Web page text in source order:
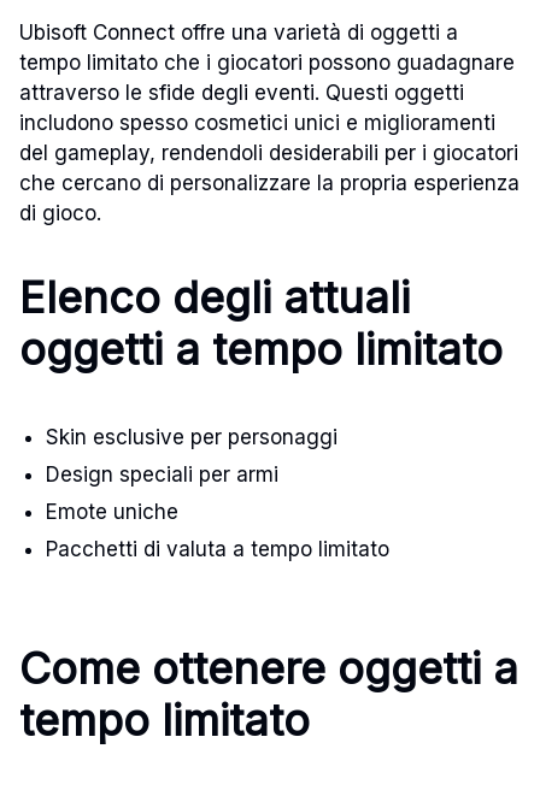
Ubisoft Connect offre una varietà di oggetti a
tempo limitato che i giocatori possono guadagnare
attraverso le sfide degli eventi. Questi oggetti
includono spesso cosmetici unici e miglioramenti
del gameplay, rendendoli desiderabili per i giocatori
che cercano di personalizzare la propria esperienza
di gioco.
Elenco degli attuali
oggetti a tempo limitato
Skin esclusive per personaggi
Design speciali per armi
Emote uniche
Pacchetti di valuta a tempo limitato
Come ottenere oggetti a
tempo limitato